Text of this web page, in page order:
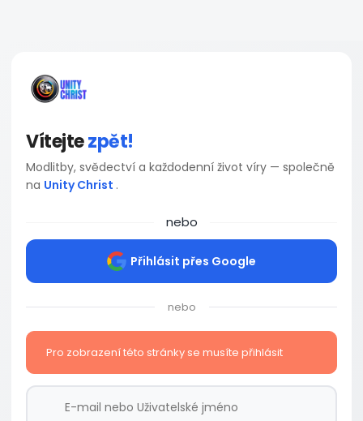
Vítejtezpět!
Modlitby, svědectví a každodenní život víry — společně
na Unity Christ .
nebo
Přihlásit přes Google
nebo
Pro zobrazení této stránky se musíte přihlásit